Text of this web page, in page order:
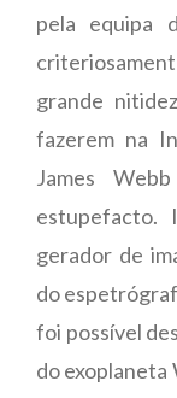
pela equipa
grande
fazerem na
James
estupefacto.
gerador de
do
foi possível
do exoplaneta